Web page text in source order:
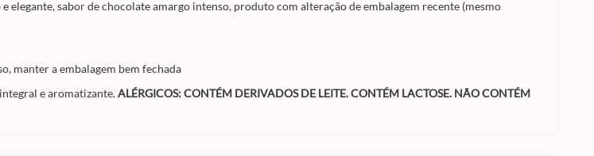
sabor de chocolate amargo intenso, produto com alteração de embalagem recente (mesmo
manter a embalagem bem fechada
e aromatizante.ALÉRGICOS: CONTÉM DERIVADOS DE LEITE. CONTÉM LACTOSE. NÃO CONTÉM